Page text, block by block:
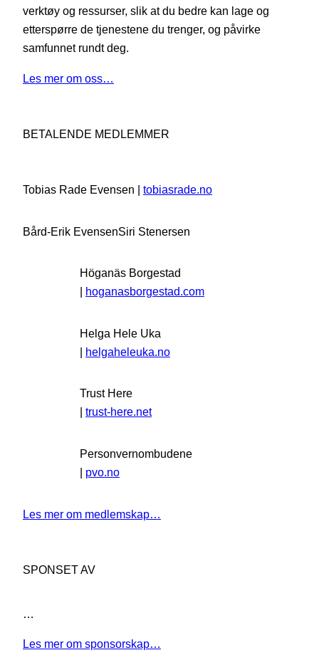
verktøy og ressurser, slik at du bedre kan lage og
etterspørre de tjenestene du trenger, og påvirke
samfunnet rundt deg.
Les mer om oss…
BETALENDE MEDLEMMER
Tobias Rade Evensen | tobiasrade.no
Bård-Erik EvensenSiri Stenersen
Höganäs Borgestad
| hoganasborgestad.com
Helga Hele Uka
| helgaheleuka.no
Trust Here
trust-here.net
Personvernombudene
| pvo.no
Les mer om medlemskap…
SPONSET AV
…
Les mer om sponsorskap…